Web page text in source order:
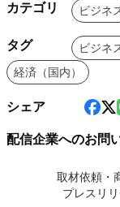
カテゴリ ビジネ
タグ ビジネ
経済（国内）
シェア
配信企業へのお問
取材依頼・
プレスリ